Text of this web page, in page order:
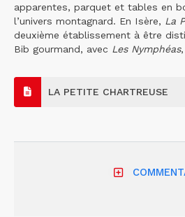
apparentes, parquet et tables en
l’univers montagnard. En Isère, La
deuxième établissement à être
Bib gourmand, avec Les Nymphéas
LA PETITE CHARTREUSE